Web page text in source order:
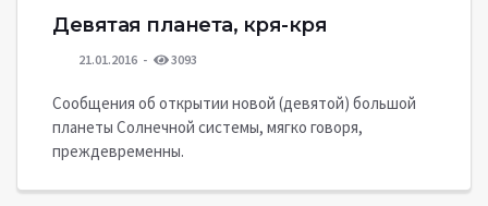
Девятая планета, кря-кря
21.01.2016 3093
Сообщения об открытии новой (девятой) большой
планеты Солнечной системы, мягко говоря,
преждевременны.